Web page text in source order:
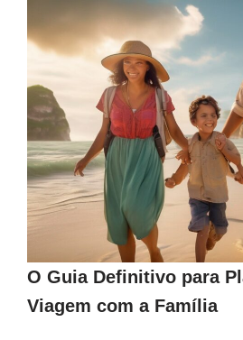
O Guia Definitivo para
Viagem com a Família